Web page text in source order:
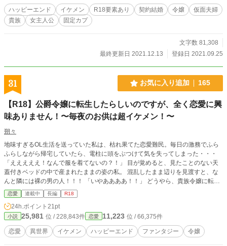
す。強い性描写のある回には※あり。ご自衛ください。
ハッピーエンド イケメン R18要素あり 契約結婚 令嬢
仮面夫婦
貴族
女主人公 固定カプ
文字数 81,308
最終更新日 2021.12.13
登録日 2021.09.25
31 お気に入り追加 165
【R18】公爵令嬢に転生したらしいのですが、全く恋愛に興
味ありません！〜毎夜のお供は超イケメン！〜
朔々
地味すぎるOL生活を送っていた私は、枯れ果てた恋愛難民。毎日の激務でふら
ふらしながら帰宅していたら、電柱に頭をぶつけて気を失ってしまった・・・
「えええええ！なんで服を着てないの？！」 目が覚めると、見たことのない天
蓋付きベッドの中で産まれたままの姿の私。 混乱したまま辺りを見渡すと、な
んと隣には裸の男の人！！！ 「いやああああ！！」 どうやら、貴族令嬢に転生
してしまったようです。話を聞くと、私には心から愛する人に抱かれると、神聖
魔法が使えるようになるという能力が備わっているらしい。 え、それってつま
り？ 毎晩、入れ替わり立ち替わり、令息たちがベッドに忍び込んできます。そ
れが国家の存続に関わると言うから断りきれない！！
恋愛 連載中 長編 R18
24h.ポイント 21pt
小説 25,981 位 / 228,843件 恋愛 11,223 位 / 66,375件
恋愛 異世界 イケメン ハッピーエンド ファンタジー 令嬢